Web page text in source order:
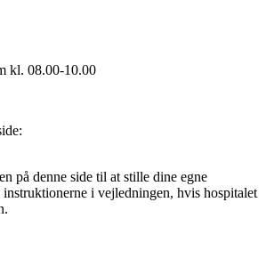
kl. 08.00-10.00
på denne side til at stille dine egne
i vejledningen, hvis hospitalet